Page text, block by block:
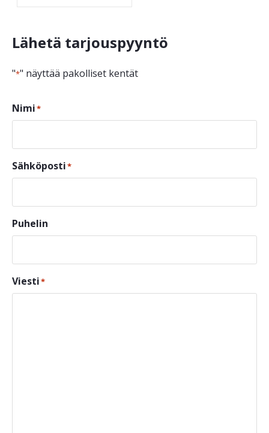
Lähetä tarjouspyyntö
"*" näyttää pakolliset kentät
Nimi*
Sähköposti*
Puhelin
Viesti*